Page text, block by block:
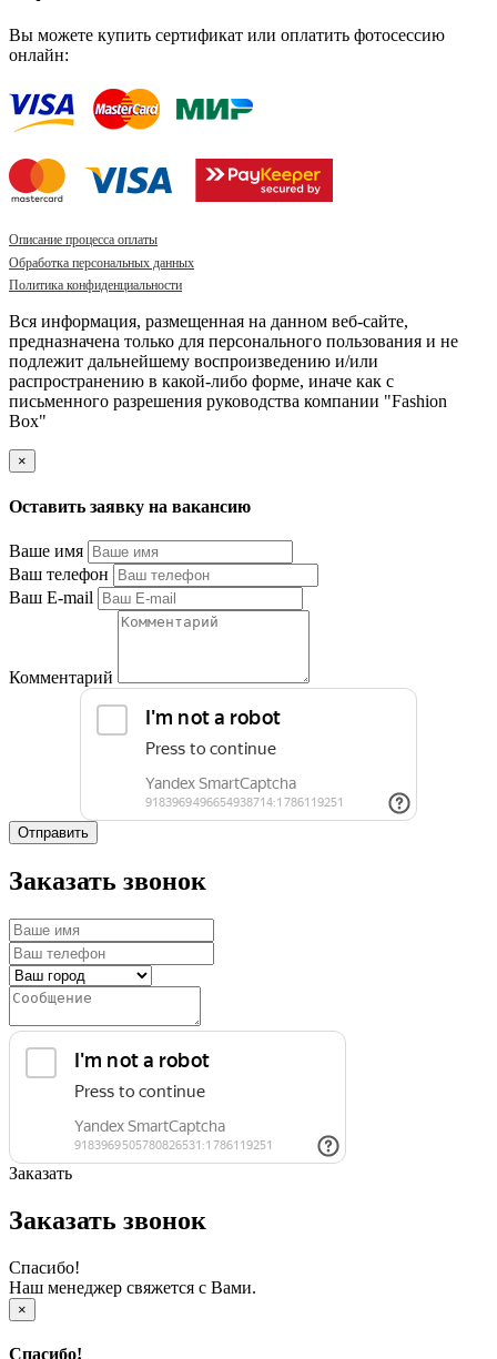
Вы можете купить сертификат или оплатить фотосессию
онлайн:
Описание процесса оплаты
Обработка персональных данных
Политика конфиденциальности
Вся информация, размещенная на данном веб-сайте,
предназначена только для персонального пользования и не
подлежит дальнейшему воспроизведению и/или
распространению в какой-либо форме, иначе как с
письменного разрешения руководства компании "Fashion
Box"
×
Оставить заявку на вакансию
Ваше имя
Ваш телефон
Ваш E-mail
Комментарий
Отправить
Заказать звонок
Заказать
Заказать звонок
Спасибо!
Наш менеджер свяжется с Вами.
×
Спасибо!